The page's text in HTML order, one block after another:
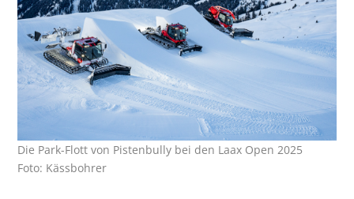
Die Park-Flott von Pistenbully bei den Laax Open 2025
Foto: Kässbohrer